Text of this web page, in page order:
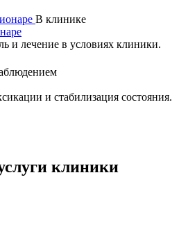
В клинике
и лечение в условиях клиники.
и стабилизация состояния.
клиники